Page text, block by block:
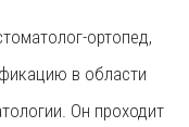
ортопед,
в области
Он проходит